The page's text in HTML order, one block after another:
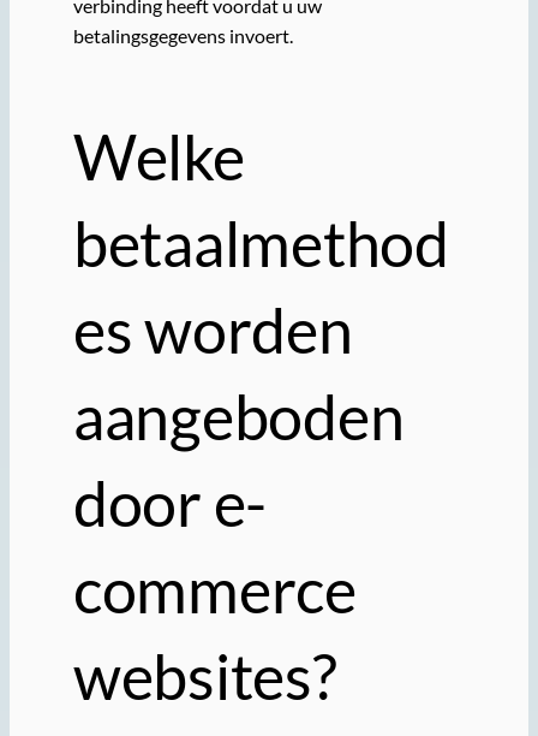
verbinding heeft voordat u uw
betalingsgegevens invoert.
Welke
betaalmethod
es worden
aangeboden
door e-
commerce
websites?